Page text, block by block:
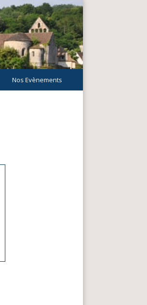
Nos Evènements